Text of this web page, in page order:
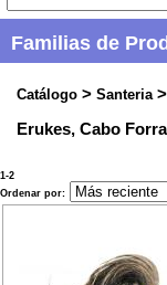
Familias de
Catálogo > Santeria
Erukes, Cabo
1-2
Ordenar por: